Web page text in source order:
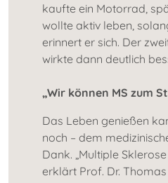
kaufte ein Motorrad,
wollte aktiv leben,
erinnert er sich. Der
wirkte dann deutlich
„Wir können MS zum
Das Leben genießen
noch – dem
Dank. „Multiple
erklärt Prof. Dr.